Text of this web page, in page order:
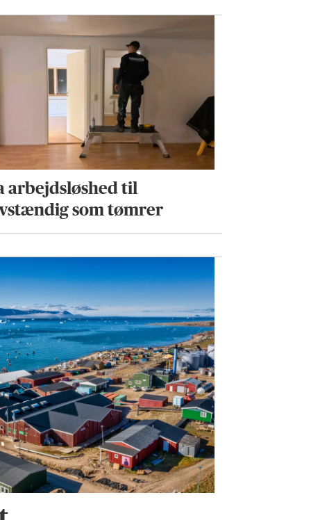
arbejdsløshed til
som tømrer